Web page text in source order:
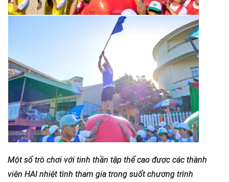
Một số trò chơi với tinh thần tập thể cao được các thành
viên HAI nhiệt tình tham gia trong suốt chương trình